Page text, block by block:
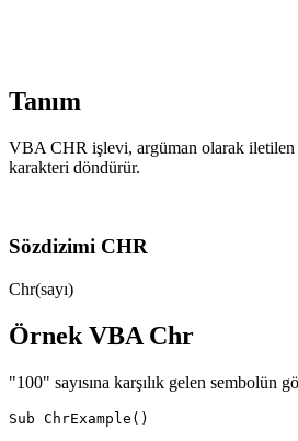
Tanım
VBA CHR işlevi, argüman olarak iletilen
karakteri döndürür.
Sözdizimi CHR
Chr(sayı)
Örnek VBA Chr
"100" sayısına karşılık gelen sembolün
Sub ChrExample()